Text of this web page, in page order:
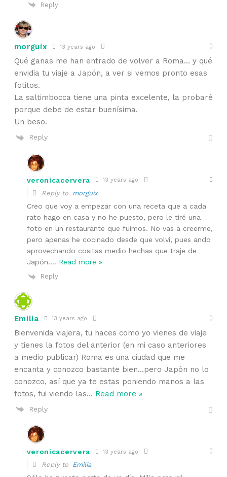
Reply
morguix 13 years ago
Qué ganas me han entrado de volver a Roma… y qué
envidia tu viaje a Japón, a ver si vemos pronto esas
fotitos.
La saltimbocca tiene una pinta excelente, la probaré
porque debe de estar buenísima.
Un beso.
Reply
veronicacervera 13 years ago
Reply to morguix
Creo que voy a empezar con una receta que a cada
rato hago en casa y no he puesto, pero le tiré una
foto en un restaurante que fuimos. No vas a creerme,
pero apenas he cocinado desde que volví, pues ando
aprovechando cositas medio hechas que traje de
Japón.… Read more »
Reply
Emilia 13 years ago
Bienvenida viajera, tu haces como yo vienes de viaje
y tienes la fotos del anterior (en mi caso anteriores
a medio publicar) Roma es una ciudad que me
encanta y conozco bastante bien…pero Japón no lo
conozco, así que ya te estas poniendo manos a las
fotos, fui viendo las… Read more »
Reply
veronicacervera 13 years ago
Reply to Emilia